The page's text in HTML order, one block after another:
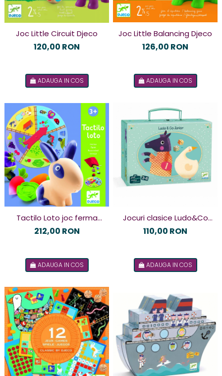
Joc Little Circuit Djeco
120,00 RON
ADAUGA IN COS
Joc Little Balancing Djeco
126,00 RON
ADAUGA IN COS
Tactilo Loto joc ferma
Djeco
212,00 RON
ADAUGA IN COS
Jocuri clasice Ludo&Co
Junior Djeco
110,00 RON
ADAUGA IN COS